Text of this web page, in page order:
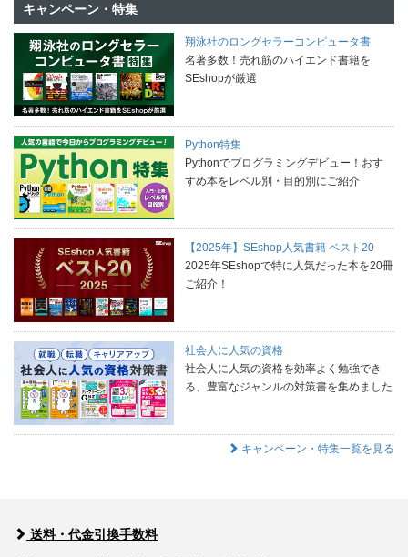
キャンペーン・特集
翔泳社のロングセラーコンピュータ書
名著多数！売れ筋のハイエンド書籍を
SEshopが厳選
Python特集
Pythonでプログラミングデビュー！おす
すめ本をレベル別・目的別にご紹介
【2025年】SEshop人気書籍 ベスト20
2025年SEshopで特に人気だった本を20冊
ご紹介！
社会人に人気の資格
社会人に人気の資格を効率よく勉強でき
る、豊富なジャンルの対策書を集めました
キャンペーン・特集一覧を見る
送料・代金引換手数料